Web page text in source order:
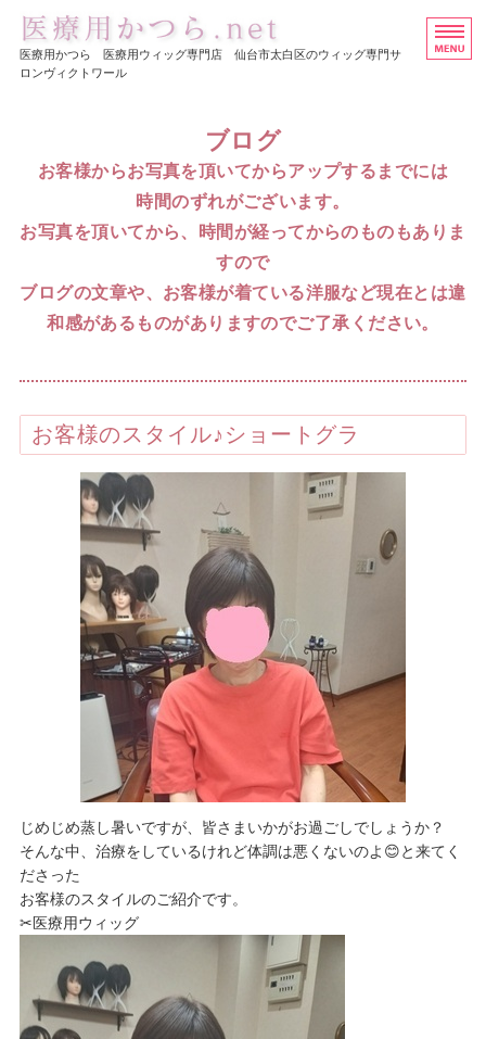
医療用ウイッグ・かつ
医療用かつら 医療用ウィッグ専門店 仙台市太白区のウィッグ専門サ
ロンヴィクトワール
ヘアスタイル集
医療用かつらの価格
お問い合わせ
ブログ
お客様からお写真を頂いてからアップするまでには
時間のずれがございます。
お写真を頂いてから、時間が経ってからのものもありま
すので
ブログの文章や、お客様が着ている洋服など現在とは違
和感があるものがありますのでご了承ください。
お客様のスタイル♪ショートグラ
じめじめ蒸し暑いですが、皆さまいかがお過ごしでしょうか？
そんな中、治療をしているけれど体調は悪くないのよ😊と来てく
ださった
お客様のスタイルのご紹介です。
✂医療用ウィッグ